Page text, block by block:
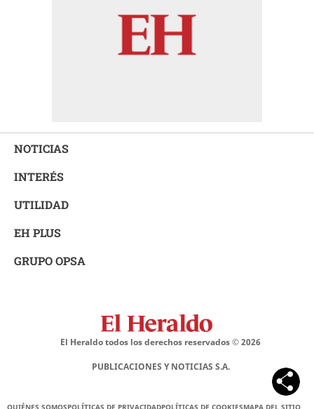
NOTICIAS
INTERÉS
UTILIDAD
EH PLUS
GRUPO OPSA
El Heraldo todos los derechos reservados ©2026
PUBLICACIONES Y NOTICIAS S.A.
QUIÉNES SOMOSPOLÍTICAS DE PRIVACIDADPOLÍTICAS DE COOKIESMAPA DEL SITIO